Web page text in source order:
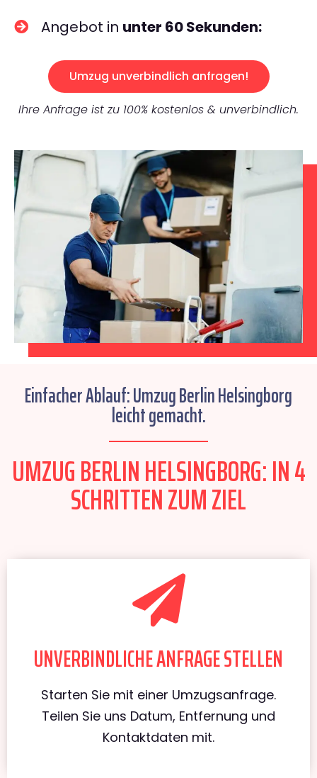
Angebot in unter 60 Sekunden:
Umzug unverbindlich anfragen!
Ihre Anfrage ist zu 100% kostenlos & unverbindlich.
Einfacher Ablauf: Umzug Berlin Helsingborg
leicht gemacht.
UMZUG BERLIN HELSINGBORG: IN 4
SCHRITTEN ZUM ZIEL
UNVERBINDLICHE ANFRAGE STELLEN
Starten Sie mit einer Umzugsanfrage.
Teilen Sie uns Datum, Entfernung und
Kontaktdaten mit.